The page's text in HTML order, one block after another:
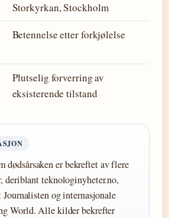
Storkyrkan, Stockholm
Betennelse etter forkjølelse
Plutselig forverring av
eksisterende tilstand
dødsårsaken er bekreftet av flere
deriblant teknologinyheter.no,
og internasjonale
World. Alle kilder bekrefter